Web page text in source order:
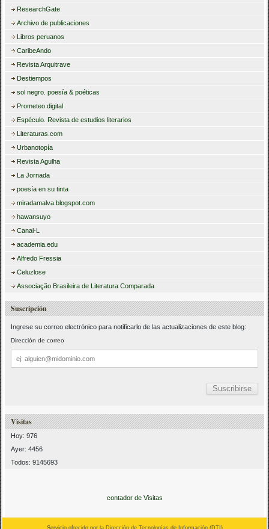
ResearchGate
Archivo de publicaciones
Libros peruanos
CaribeAndo
Revista Arquitrave
Destiempos
sol negro. poesía & poéticas
Prometeo digital
Espéculo. Revista de estudios literarios
Literaturas.com
Urbanotopía
Revista Agulha
La Jornada
poesía en su tinta
miradamalva.blogspot.com
hawansuyo
Canal-L
academia.edu
Alfredo Fressia
Celuzlose
Associação Brasileira de Literatura Comparada
Suscripción
Ingrese su correo electrónico para notificarlo de las actualizaciones de este blog:
Dirección de correo
Dirección
de
correo
Visitas
Hoy: 976
Ayer: 4456
Todos: 9145693
contador de Visitas